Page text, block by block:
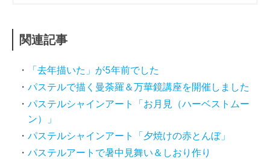
関連記事
「去年描いた」が5年前でした
パステルで描く曼荼羅＆万華鏡講座を開催しました
パステルシャインアート「お月見（ハーベストムー
ン）」
パステルシャインアート「夕焼けの赤とんぼ」
パステルアートで暑中見舞い＆しおり作り